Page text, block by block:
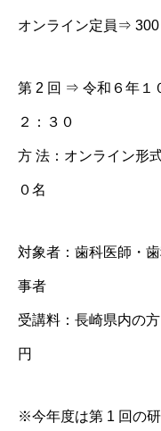
オンライン定員⇒ 300
第 2 回 ⇒ 令和６年１
２：３０
方 法：オンライン形
０名
対象者：歯科医師・
事者
受講料：長崎県内の
円
※今年度は第 1 回の